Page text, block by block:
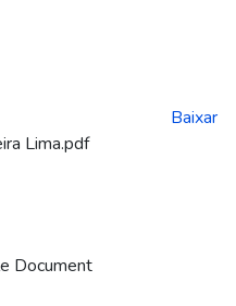
Lima.pdf
Document
Baixar